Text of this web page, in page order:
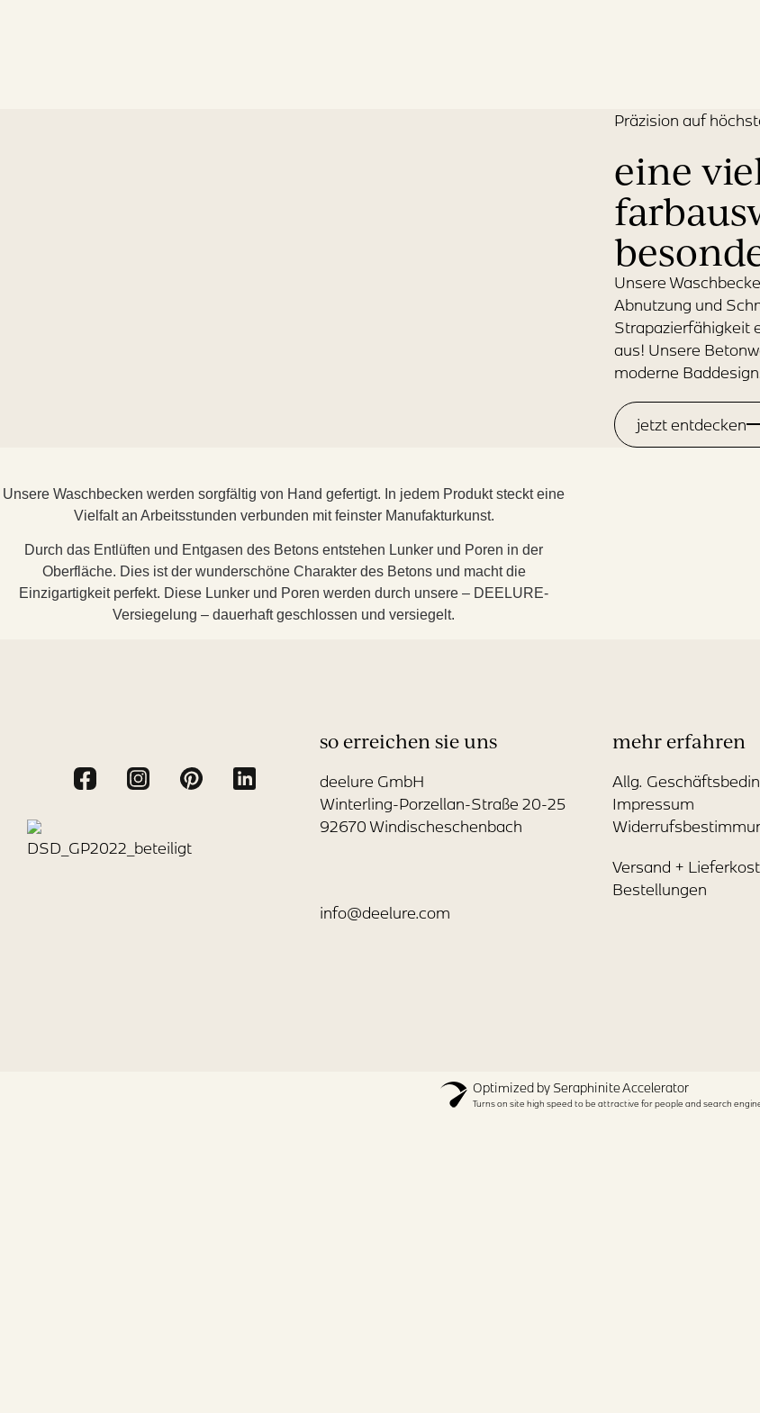
Präzision auf
eine
Unsere
Abnutzung und
Strapazierfähigkeit
aus! Unsere
moderne
jetzt entdecken
Unsere Waschbecken werden sorgfältig von Hand gefertigt. In jedem Produkt steckt eine
Vielfalt an Arbeitsstunden verbunden mit feinster Manufakturkunst.
Durch das Entlüften und Entgasen des Betons entstehen Lunker und Poren in der
Oberfläche. Dies ist der wunderschöne Charakter des Betons und macht die
Einzigartigkeit perfekt. Diese Lunker und Poren werden durch unsere – DEELURE-
Versiegelung – dauerhaft geschlossen und versiegelt.
so erreichen sie uns
deelure GmbH
Winterling-Porzellan-Straße 20-25
92670 Windischeschenbach
info@deelure.com
mehr erfahren
Allg.
Impressum
Versand +
Bestellungen
Optimized by Seraphinite Accelerator
Turns on site high speed to be attractive for people and search